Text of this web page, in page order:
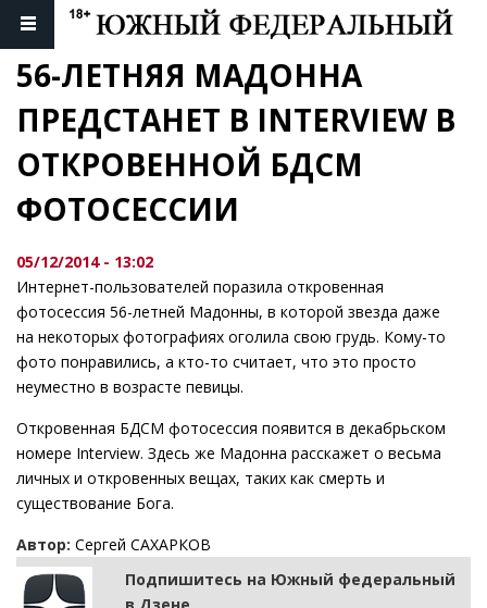
56-ЛЕТНЯЯ МАДОННА
ПРЕДСТАНЕТ В INTERVIEW В
ОТКРОВЕННОЙ БДСМ
ФОТОСЕССИИ
05/12/2014 - 13:02
Интернет-пользователей поразила откровенная
фотосессия 56-летней Мадонны, в которой звезда даже
на некоторых фотографиях оголила свою грудь. Кому-то
фото понравились, а кто-то считает, что это просто
неуместно в возрасте певицы.
Откровенная БДСМ фотосессия появится в декабрьском
номере Interview. Здесь же Мадонна расскажет о весьма
личных и откровенных вещах, таких как смерть и
существование Бога.
Автор: Сергей САХАРКОВ
Подпишитесь на Южный федеральный